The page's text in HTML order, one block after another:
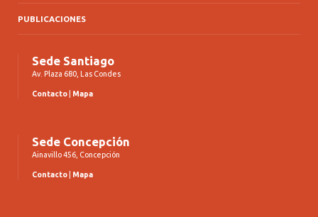
PUBLICACIONES
Sede Santiago
Av. Plaza 680, Las Condes
Contacto Mapa
Sede Concepción
Ainavillo 456, Concepción
Contacto Mapa